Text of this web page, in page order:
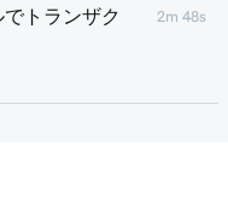
トランザク
2m 48s